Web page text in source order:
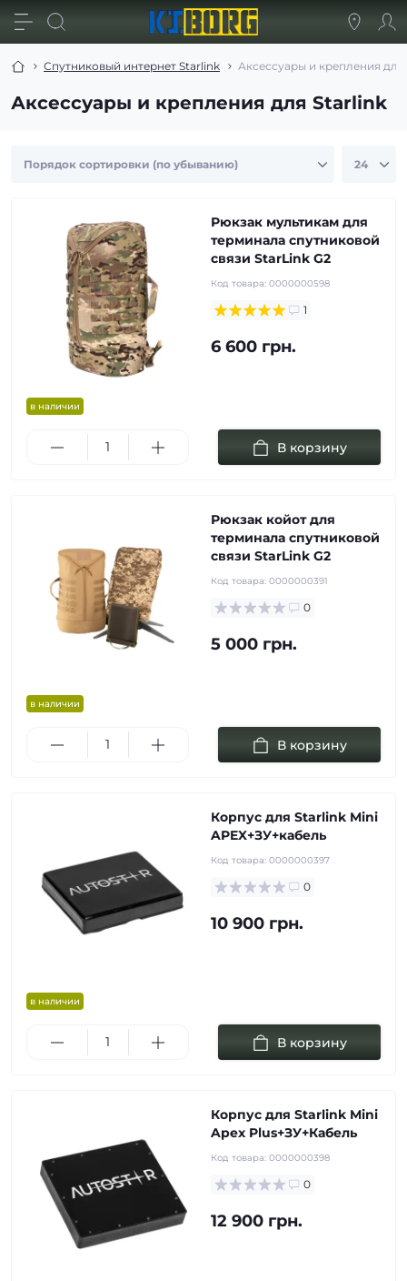
Спутниковый интернет Starlink Аксессуары и крепления для
Аксессуары и крепления для Starlink
в наличии
Рюкзак мультикам для
терминала спутниковой
связи StarLink G2
Код товара: 0000000598
1
6 600 грн.
В корзину
в наличии
Рюкзак койот для
терминала спутниковой
связи StarLink G2
Код товара: 0000000391
0
5 000 грн.
В корзину
в наличии
Корпус для Starlink Mini
APEX+ЗУ+кабель
Код товара: 0000000397
0
10 900 грн.
В корзину
Корпус для Starlink Mini
Apex Plus+ЗУ+Кабель
Код товара: 0000000398
0
12 900 грн.